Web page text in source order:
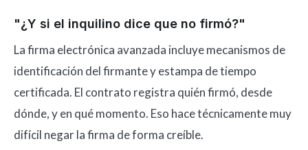
"¿Y si el inquilino dice que no firmó?"
La firma electrónica avanzada incluye mecanismos de
identificación del firmante y estampa de tiempo
certificada. El contrato registra quién firmó, desde
dónde, y en qué momento. Eso hace técnicamente muy
difícil negar la firma de forma creíble.